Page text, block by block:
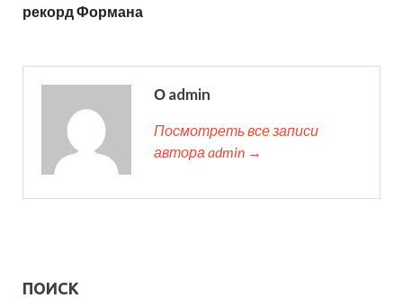
рекорд Формана
О admin
Посмотреть все записи
автора admin →
ПОИСК